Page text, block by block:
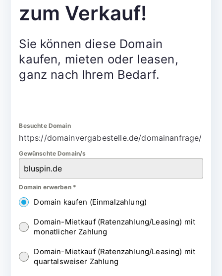
zum Verkauf!
Sie können diese Domain
kaufen, mieten oder leasen,
ganz nach Ihrem Bedarf.
Besuchte Domain
https://domainvergabestelle.de/domainanfrage/
Gewünschte Domain/s
Domain erwerben *
Domain kaufen (Einmalzahlung)
Domain-Mietkauf (Ratenzahlung/Leasing) mit
monatlicher Zahlung
Domain-Mietkauf (Ratenzahlung/Leasing) mit
quartalsweiser Zahlung